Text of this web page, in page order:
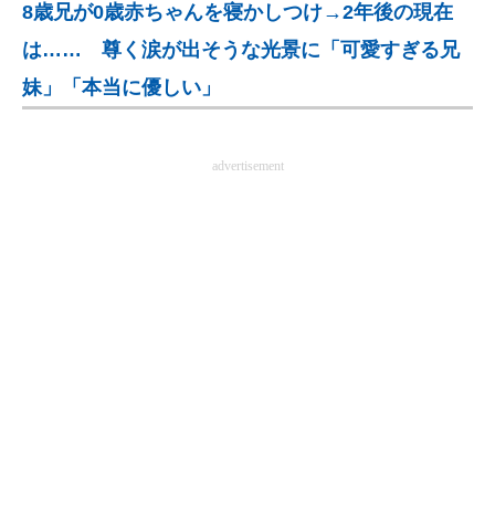
企業向けIT製品の総合サイト
IT製品の技術・比較・事例
8歳兄が0歳赤ちゃんを寝かしつけ→2年後の現在
は…… 尊く涙が出そうな光景に「可愛すぎる兄
妹」「本当に優しい」
advertisement